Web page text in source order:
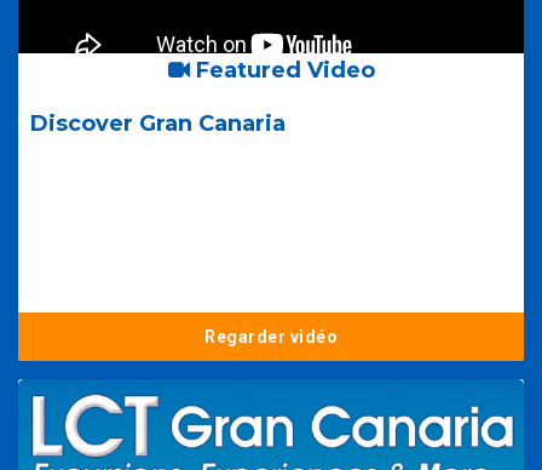
Featured Video
Discover Gran Canaria
Regarder vidéo